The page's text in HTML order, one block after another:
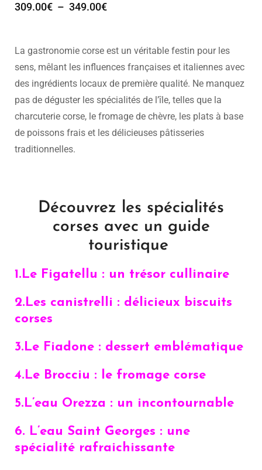
309.00€ – 349.00€
La gastronomie corse est un véritable festin pour les
sens, mêlant les influences françaises et italiennes avec
des ingrédients locaux de première qualité. Ne manquez
pas de déguster les spécialités de l’île, telles que la
charcuterie corse, le fromage de chèvre, les plats à base
de poissons frais et les délicieuses pâtisseries
traditionnelles.
Découvrez les spécialités
corses avec un guide
touristique
1.Le Figatellu : un trésor cullinaire
2.Les canistrelli : délicieux biscuits
corses
3.Le Fiadone : dessert emblématique
4.Le Brocciu : le fromage corse
5.L’eau Orezza : un incontournable
6. L’eau Saint Georges : une
spécialité rafraichissante